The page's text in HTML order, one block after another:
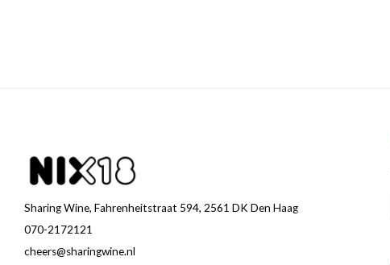
Sharing Wine, Fahrenheitstraat 594, 2561 DK Den Haag
070-2172121
cheers@sharingwine.nl